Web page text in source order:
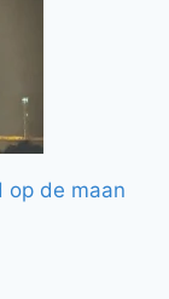
op de maan